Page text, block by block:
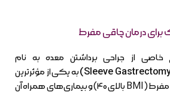
خاصی از جراحی برداشتن معده به نام
به یکی از مؤثرترین
روش‌ها برای درمان چاقی مفرط (BMI بالای ۴۰) و بیماری‌های همراه آن